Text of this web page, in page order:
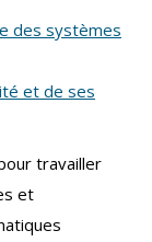
des systèmes
et de ses
travailler
et